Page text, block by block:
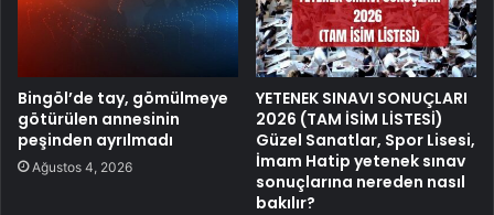
Bingöl’de tay, gömülmeye
götürülen annesinin
peşinden ayrılmadı
Ağustos 4, 2026
YETENEK SINAVI SONUÇLARI
2026 (TAM İSİM LİSTESİ)
Güzel Sanatlar, Spor Lisesi,
İmam Hatip yetenek sınav
sonuçlarına nereden nasıl
bakılır?